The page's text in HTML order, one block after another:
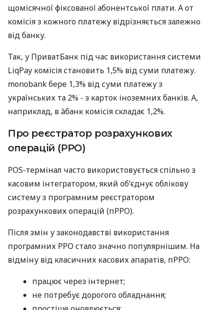
щомісячної фіксованої абонентської плати. А от
комісія з кожного платежу відрізняється залежно
від банку.
Так, у ПриватБанк під час використання системи
LiqPay комісія становить 1,5% від суми платежу.
monobank бере 1,3% від суми платежу з
українських та 2% - з карток іноземних банків. А,
наприклад, в àбанк комісія складає 1,2%.
Про реєстратор розрахункових
операцій (РРО)
POS-термінал часто використовується спільно з
касовим інтегратором, який об’єднує облікову
систему з програмним реєстратором
розрахункових операцій (пРРО).
Після змін у законодавстві використання
програмних РРО стало значно популярнішим. На
відміну від класичних касових апаратів, пРРО:
працює через інтернет;
не потребує дорогого обладнання;